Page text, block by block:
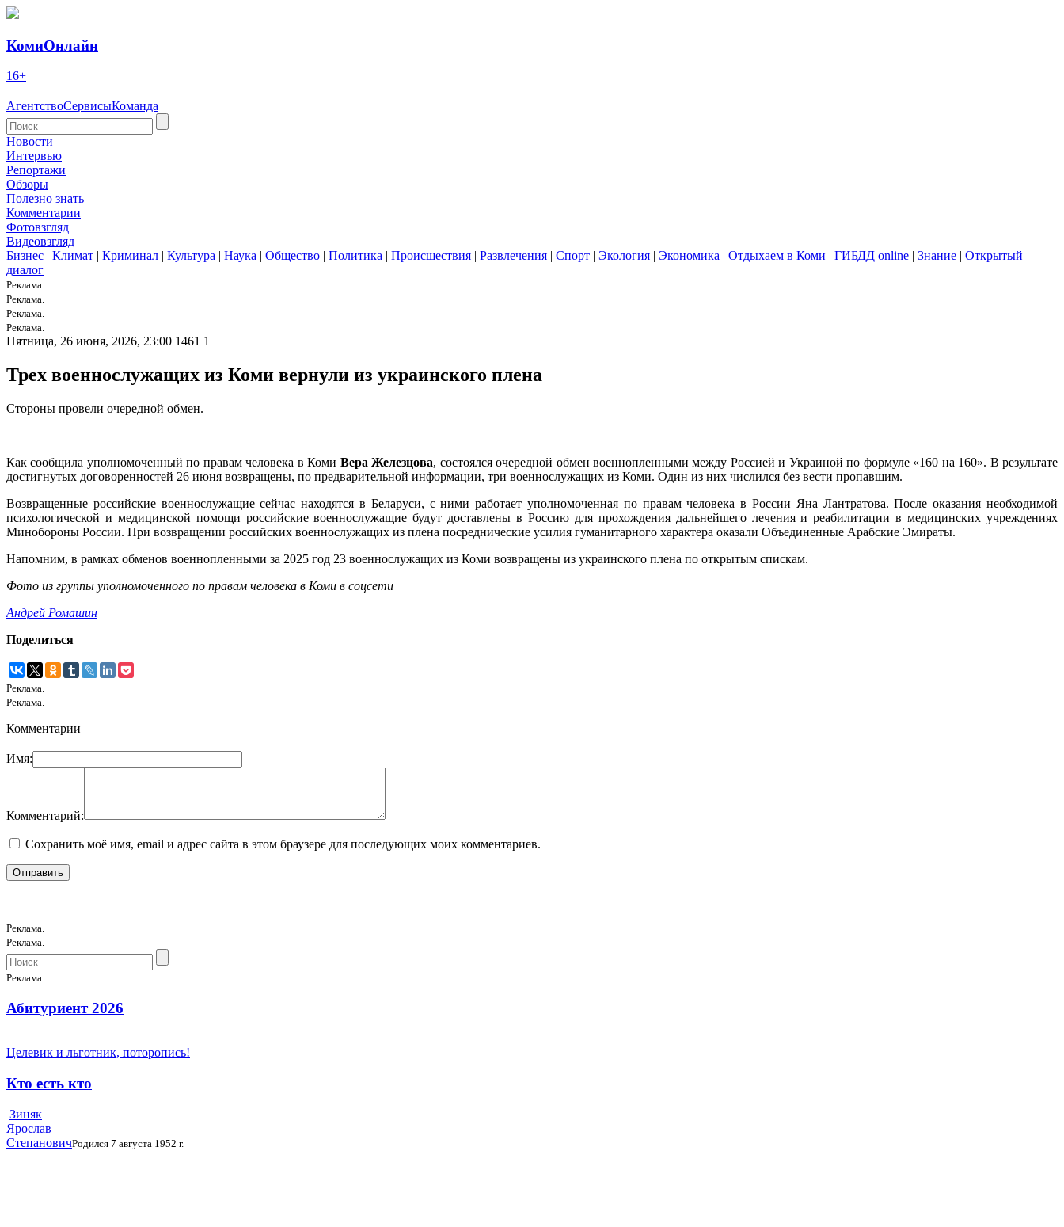
КомиОнлайн
16+
АгентствоСервисыКоманда
Новости
Интервью
Репортажи
Обзоры
Полезно знать
Комментарии
Фотовзгляд
Видеовзгляд
Бизнес | Климат | Криминал | Культура | Наука | Общество | Политика | Происшествия | Развлечения | Спорт | Экология | Экономика | Отдыхаем в Коми | ГИБДД online | Знание | Открытый
диалог
Реклама.
Реклама.
Реклама.
Реклама.
Пятница, 26 июня, 2026, 23:00 1461 1
Трех военнослужащих из Коми вернули из украинского плена
Стороны провели очередной обмен.
Как сообщила уполномоченный по правам человека в Коми Вера Железцова, состоялся очередной обмен военнопленными между Россией и Украиной по формуле «160 на 160». В результате
достигнутых договоренностей 26 июня возвращены, по предварительной информации, три военнослужащих из Коми. Один из них числился без вести пропавшим.
Возвращенные российские военнослужащие сейчас находятся в Беларуси, с ними работает уполномоченная по правам человека в России Яна Лантратова. После оказания необходимой
психологической и медицинской помощи российские военнослужащие будут доставлены в Россию для прохождения дальнейшего лечения и реабилитации в медицинских учреждениях
Минобороны России. При возвращении российских военнослужащих из плена посреднические усилия гуманитарного характера оказали Объединенные Арабские Эмираты.
Напомним, в рамках обменов военнопленными за 2025 год 23 военнослужащих из Коми возвращены из украинского плена по открытым спискам.
Фото из группы уполномоченного по правам человека в Коми в соцсети
Андрей Ромашин
Поделиться
Реклама.
Реклама.
Комментарии
Имя:
Комментарий:
Сохранить моё имя, email и адрес сайта в этом браузере для последующих моих комментариев.
Реклама.
Реклама.
Реклама.
Абитуриент 2026
Целевик и льготник, поторопись!
Кто есть кто
Зиняк
Ярослав
СтепановичРодился 7 августа 1952 г.